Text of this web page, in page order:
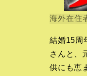
海外在住
結婚15周
さんと、
供にも恵